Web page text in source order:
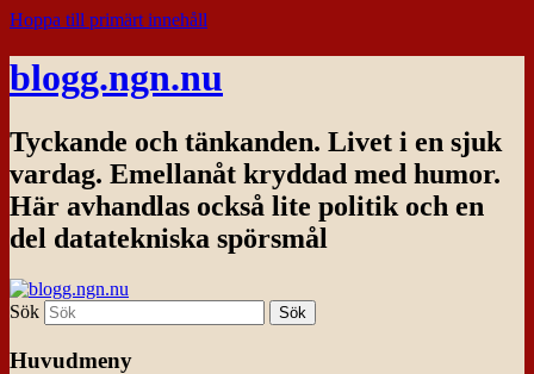
Hoppa till primärt innehåll
blogg.ngn.nu
Tyckande och tänkanden. Livet i en sjuk
vardag. Emellanåt kryddad med humor.
Här avhandlas också lite politik och en
del datatekniska spörsmål
Sök
Huvudmeny